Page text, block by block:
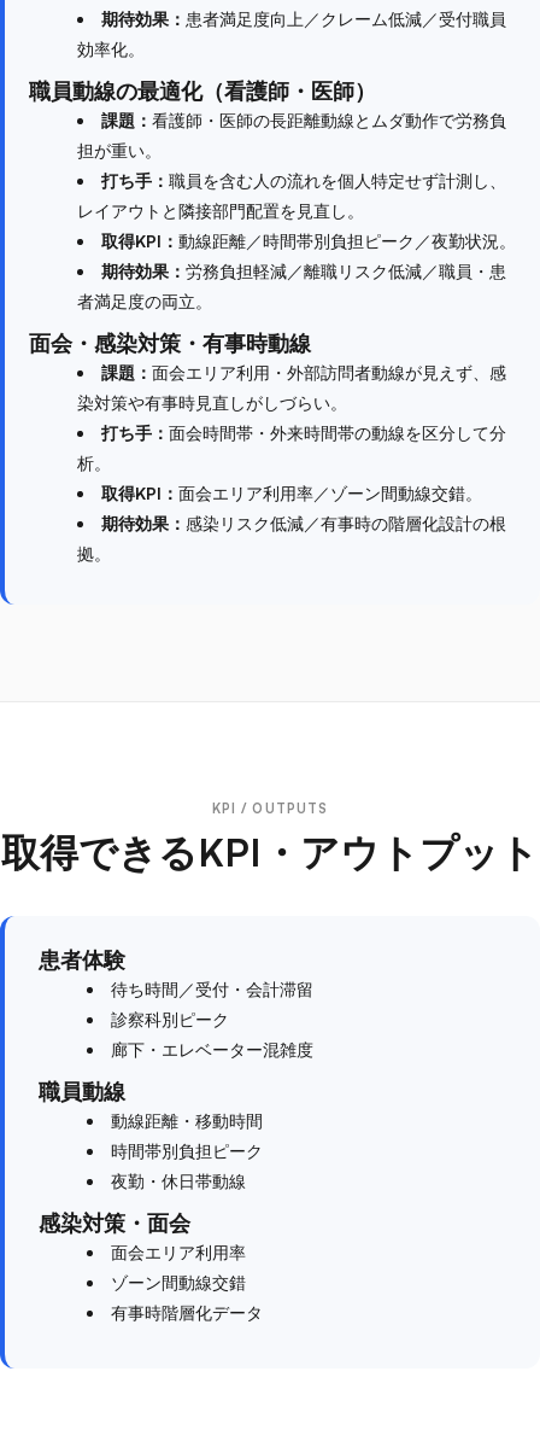
期待効果： 患者満足度向上／クレーム低減／受付職員
効率化。
職員動線の最適化（看護師・医師）
課題： 看護師・医師の長距離動線とムダ動作で労務負
担が重い。
打ち手： 職員を含む人の流れを個人特定せず計測し、
レイアウトと隣接部門配置を見直し。
取得KPI： 動線距離／時間帯別負担ピーク／夜勤状況。
期待効果： 労務負担軽減／離職リスク低減／職員・患
者満足度の両立。
面会・感染対策・有事時動線
課題： 面会エリア利用・外部訪問者動線が見えず、感
染対策や有事時見直しがしづらい。
打ち手： 面会時間帯・外来時間帯の動線を区分して分
析。
取得KPI： 面会エリア利用率／ゾーン間動線交錯。
期待効果： 感染リスク低減／有事時の階層化設計の根
拠。
KPI / OUTPUTS
取得できるKPI・アウトプット
患者体験
待ち時間／受付・会計滞留
診察科別ピーク
廊下・エレベーター混雑度
職員動線
動線距離・移動時間
時間帯別負担ピーク
夜勤・休日帯動線
感染対策・面会
面会エリア利用率
ゾーン間動線交錯
有事時階層化データ